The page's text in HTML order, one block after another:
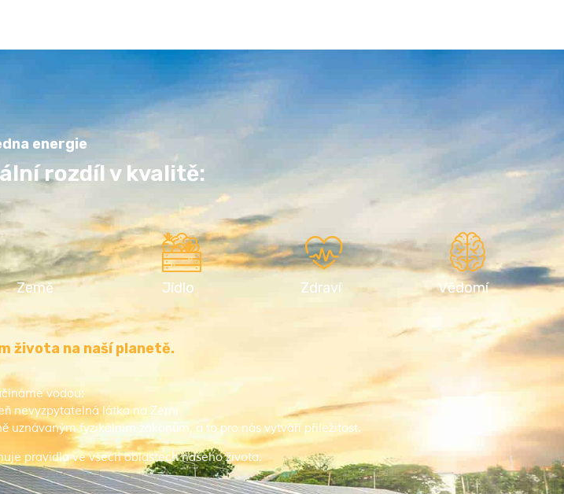
energie
rozdíl v kvalitě:
Země Jídlo Zdraví Vědomí
života na naší planetě.
vodou:
nevyzpytatelná látka na Zemi
uznávaným fyzikálním zákonům, a to pro nás vytváří příležitost.
pravidla ve všech oblastech našeho života.